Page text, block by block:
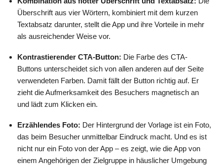
Überschrift aus vier Wörtern, kombiniert mit dem kurzen
Textabsatz darunter, stellt die App und ihre Vorteile in mehr
als ausreichender Weise vor.
Kontrastierender CTA-Button: Die Farbe des CTA-
Buttons unterscheidet sich von allen anderen auf der Seite
verwendeten Farben. Damit fällt der Button richtig auf. Er
zieht die Aufmerksamkeit des Besuchers magnetisch an
und lädt zum Klicken ein.
Erzählendes Foto: Der Hintergrund der Vorlage ist ein Foto,
das beim Besucher unmittelbar Eindruck macht. Und es ist
nicht nur ein Foto von der App – es zeigt, wie die App von
einem Angehörigen der Zielgruppe in häuslicher Umgebung